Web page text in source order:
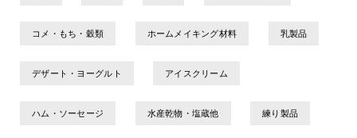
コメ・もち・穀類 ホームメイキング材料 乳製品
デザート・ヨーグルト アイスクリーム
ハム・ソーセージ 水産乾物・塩蔵他 練り製品